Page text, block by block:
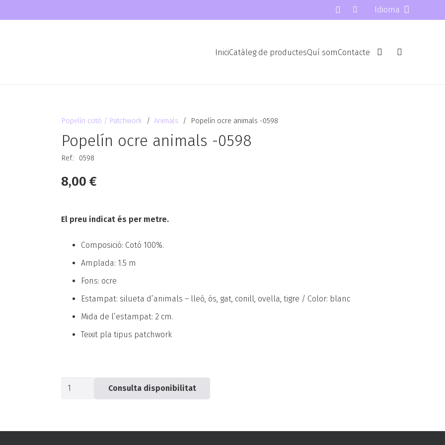
Idioma
IniciCatàleg de productesQuí somContacte
Popelín cotó / Patchwork / Animals / Popelín ocre animals -0598
Popelín ocre animals -0598
Ref.: 0598
8,00€
El preu indicat és per metre.
Composició: Cotó 100%.
Amplada: 1.5 m
Fons: ocre
Estampat: silueta d’animals – lleó, ós, gat, conill, ovella, tigre / Color: blanc
Mida de l’estampat: 2 cm.
Teixit pla tipus patchwork
quantitat
Consulta disponibilitat